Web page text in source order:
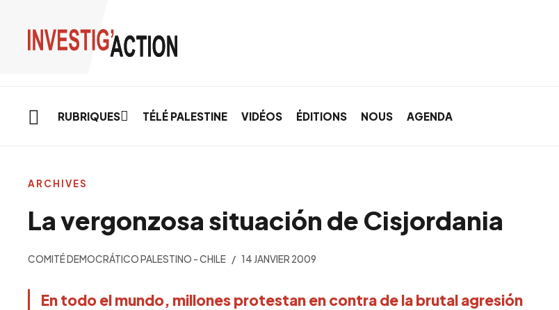
RUBRIQUES TÉLÉ PALESTINE VIDÉOS ÉDITIONS NOUS AGENDA
La vergonzosa situación de Cisjordania
COMITÉ DEMOCRÁTICO PALESTINO - CHILE 14 JANVIER 2009
En todo el mundo, millones protestan en contra de la brutal agresión
ARCHIVES